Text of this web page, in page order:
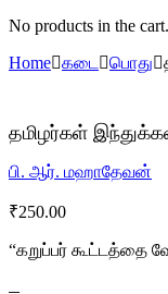
No products in the cart.
Home கடை பொது
தமிழர்கள்
பி. ஆர். மஹாதேவன்
₹250.00
“கறுப்பர் கூட்டத்தை